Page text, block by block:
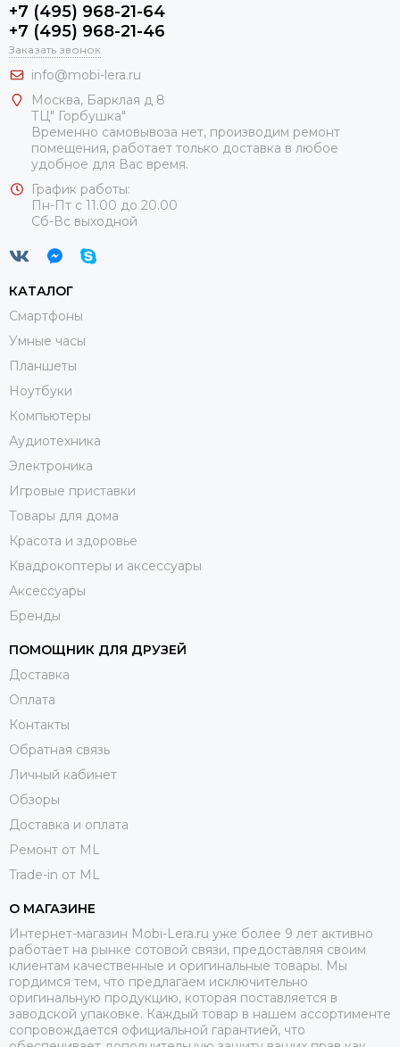
+7 (495) 968-21-64
+7 (495) 968-21-46
Заказать звонок
info@mobi-lera.ru
Москва, Барклая д 8
ТЦ" Горбушка"
Временно самовывоза нет, производим ремонт
помещения, работает только доставка в любое
удобное для Вас время.
График работы:
Пн-Пт с 11.00 до 20.00
Сб-Вс выходной
КАТАЛОГ
Смартфоны
Умные часы
Планшеты
Ноутбуки
Компьютеры
Аудиотехника
Электроника
Игровые приставки
Товары для дома
Красота и здоровье
Квадрокоптеры и аксессуары
Аксессуары
Бренды
ПОМОЩНИК ДЛЯ ДРУЗЕЙ
Доставка
Оплата
Контакты
Обратная связь
Личный кабинет
Обзоры
Доставка и оплата
Ремонт от ML
Trade-in от ML
О МАГАЗИНЕ
Интернет-магазин Mobi-Lera.ru уже более 9 лет активно
работает на рынке сотовой связи, предоставляя своим
клиентам качественные и оригинальные товары. Мы
гордимся тем, что предлагаем исключительно
оригинальную продукцию, которая поставляется в
заводской упаковке. Каждый товар в нашем ассортименте
сопровождается официальной гарантией, что